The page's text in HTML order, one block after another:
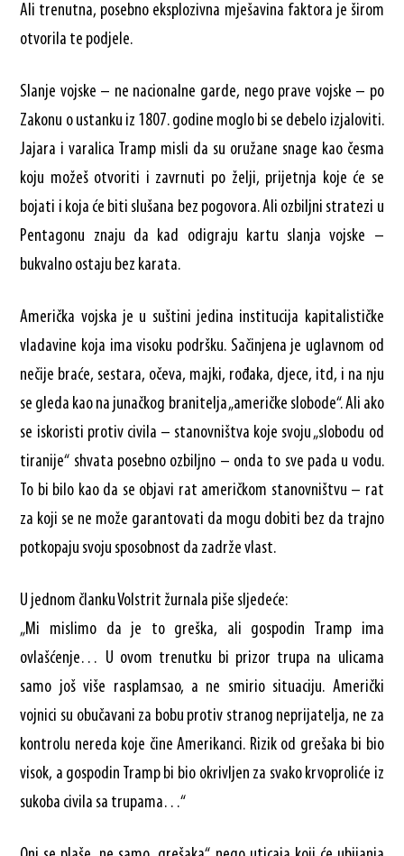
Ali trenutna, posebno eksplozivna mješavina faktora je širom
otvorila te podjele.
Slanje vojske – ne nacionalne garde, nego prave vojske – po
Zakonu o ustanku iz 1807. godine moglo bi se debelo izjaloviti.
Jajara i varalica Tramp misli da su oružane snage kao česma
koju možeš otvoriti i zavrnuti po želji, prijetnja koje će se
bojati i koja će biti slušana bez pogovora. Ali ozbiljni stratezi u
Pentagonu znaju da kad odigraju kartu slanja vojske –
bukvalno ostaju bez karata.
Američka vojska je u suštini jedina institucija kapitalističke
vladavine koja ima visoku podršku. Sačinjena je uglavnom od
nečije braće, sestara, očeva, majki, rođaka, djece, itd, i na nju
se gleda kao na junačkog branitelja „američke slobode“. Ali ako
se iskoristi protiv civila – stanovništva koje svoju „slobodu od
tiranije“ shvata posebno ozbiljno – onda to sve pada u vodu.
To bi bilo kao da se objavi rat američkom stanovništvu – rat
za koji se ne može garantovati da mogu dobiti bez da trajno
potkopaju svoju sposobnost da zadrže vlast.
U jednom članku Volstrit žurnala piše sljedeće:
„Mi mislimo da je to greška, ali gospodin Tramp ima
ovlašćenje… U ovom trenutku bi prizor trupa na ulicama
samo još više rasplamsao, a ne smirio situaciju. Američki
vojnici su obučavani za bobu protiv stranog neprijatelja, ne za
kontrolu nereda koje čine Amerikanci. Rizik od grešaka bi bio
visok, a gospodin Tramp bi bio okrivljen za svako krvoproliće iz
sukoba civila sa trupama…“